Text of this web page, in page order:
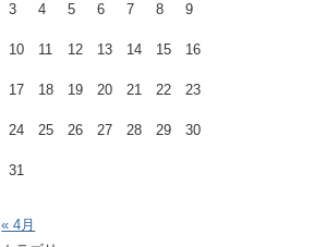
3 4 5 6 7 8 9
10 11 12 13 14 15 16
17 18 19 20 21 22 23
24 25 26 27 28 29 30
31
« 4月